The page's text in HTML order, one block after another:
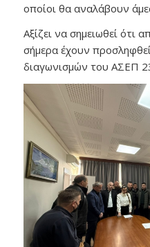
οποίοι θα αναλάβουν
Αξίζει να σημειωθεί ότι
σήμερα έχουν
διαγωνισμών του ΑΣΕΠ